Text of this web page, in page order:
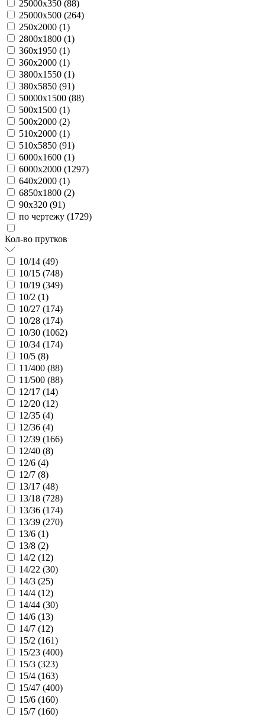
25000х350 (88)
25000х500 (264)
250х2000 (1)
2800х1800 (1)
360х1950 (1)
360х2000 (1)
3800х1550 (1)
380х5850 (91)
50000х1500 (88)
500х1500 (1)
500х2000 (2)
510х2000 (1)
510х5850 (91)
6000х1600 (1)
6000х2000 (1297)
640х2000 (1)
6850х1800 (2)
90х320 (91)
по чертежу (1729)
Кол-во прутков
10/14 (49)
10/15 (748)
10/19 (349)
10/2 (1)
10/27 (174)
10/28 (174)
10/30 (1062)
10/34 (174)
10/5 (8)
11/400 (88)
11/500 (88)
12/17 (14)
12/20 (12)
12/35 (4)
12/36 (4)
12/39 (166)
12/40 (8)
12/6 (4)
12/7 (8)
13/17 (48)
13/18 (728)
13/36 (174)
13/39 (270)
13/6 (1)
13/8 (2)
14/2 (12)
14/22 (30)
14/3 (25)
14/4 (12)
14/44 (30)
14/6 (13)
14/7 (12)
15/2 (161)
15/23 (400)
15/3 (323)
15/4 (163)
15/47 (400)
15/6 (160)
15/7 (160)